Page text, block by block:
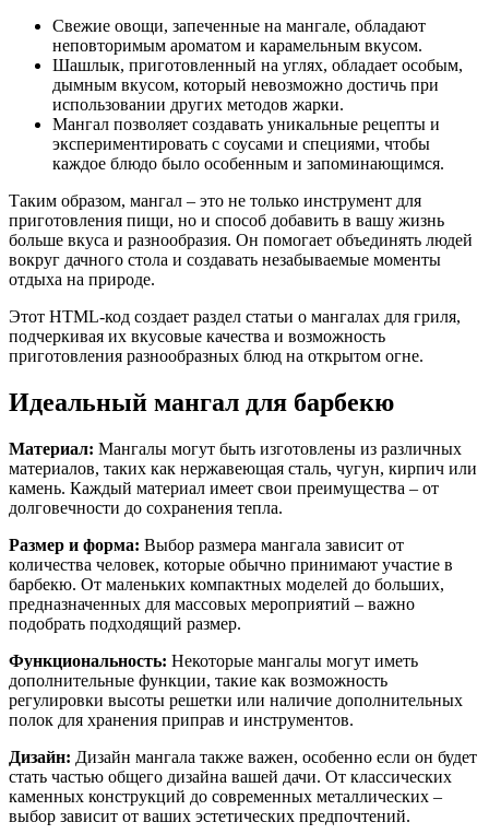
Свежие овощи, запеченные на мангале, обладают
неповторимым ароматом и карамельным вкусом.
Шашлык, приготовленный на углях, обладает особым,
дымным вкусом, который невозможно достичь при
использовании других методов жарки.
Мангал позволяет создавать уникальные рецепты и
экспериментировать с соусами и специями, чтобы
каждое блюдо было особенным и запоминающимся.
Таким образом, мангал – это не только инструмент для
приготовления пищи, но и способ добавить в вашу жизнь
больше вкуса и разнообразия. Он помогает объединять людей
вокруг дачного стола и создавать незабываемые моменты
отдыха на природе.
Этот HTML-код создает раздел статьи о мангалах для гриля,
подчеркивая их вкусовые качества и возможность
приготовления разнообразных блюд на открытом огне.
Идеальный мангал для барбекю
Материал: Мангалы могут быть изготовлены из различных
материалов, таких как нержавеющая сталь, чугун, кирпич или
камень. Каждый материал имеет свои преимущества – от
долговечности до сохранения тепла.
Размер и форма: Выбор размера мангала зависит от
количества человек, которые обычно принимают участие в
барбекю. От маленьких компактных моделей до больших,
предназначенных для массовых мероприятий – важно
подобрать подходящий размер.
Функциональность: Некоторые мангалы могут иметь
дополнительные функции, такие как возможность
регулировки высоты решетки или наличие дополнительных
полок для хранения приправ и инструментов.
Дизайн: Дизайн мангала также важен, особенно если он будет
стать частью общего дизайна вашей дачи. От классических
каменных конструкций до современных металлических –
выбор зависит от ваших эстетических предпочтений.